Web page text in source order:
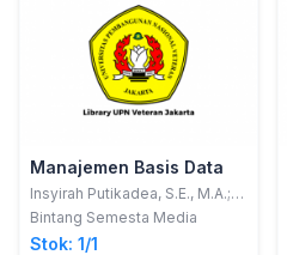
Manajemen Basis Data
Insyirah Putikadea, S.E., M.A.;
dkk
Bintang Semesta Media
Stok: 1/1